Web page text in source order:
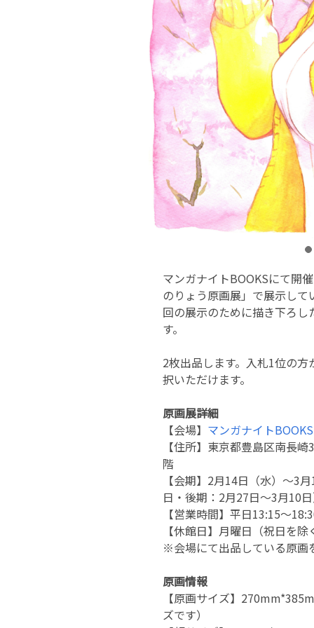
マンガナイトBOOKSにて開
のりょう原画展」で展示し
回の展示のために描き下ろ
す。
2枚出品します。入札1位の
択いただけます。
原画展詳細
【会場】 マンガナイト
【住所】東京都豊島区南長
階
【会期】2月14日（水）〜3
日・後期：2月27日〜3月10日
【営業時間】平日13:15〜
【休館日】月曜日（祝日を除
※会場にて出品している原画
原画情報
【原画サイズ】
ズです）